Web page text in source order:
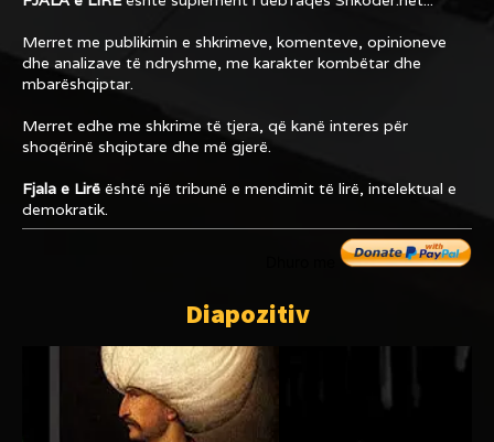
Merret me publikimin e shkrimeve, komenteve, opinioneve
dhe analizave të ndryshme, me karakter kombëtar dhe
mbarëshqiptar.
Merret edhe me shkrime të tjera, që kanë interes për
shoqërinë shqiptare dhe më gjerë.
Fjala e Lirë është një tribunë e mendimit të lirë, intelektual e
demokratik.
Diapozitiv